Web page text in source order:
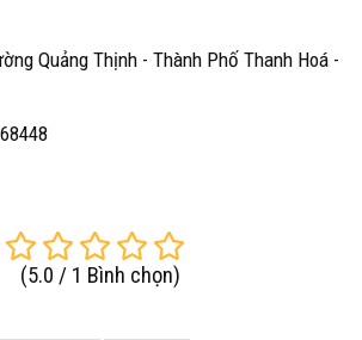
Quảng Thịnh - Thành Phố Thanh Hoá -
(5.0 / 1 Bình chọn)